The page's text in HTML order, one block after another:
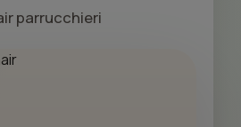
parrucchieri